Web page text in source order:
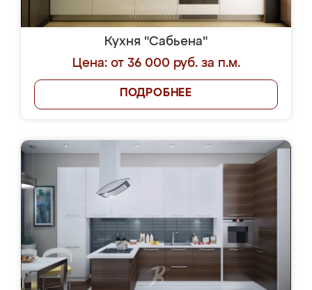
Кухня "Сабьена"
Цена: от 36 000 руб. за п.м.
ПОДРОБНЕЕ